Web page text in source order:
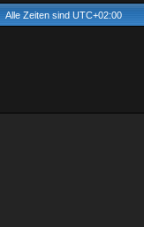
Alle Zeiten sind UTC+02:00